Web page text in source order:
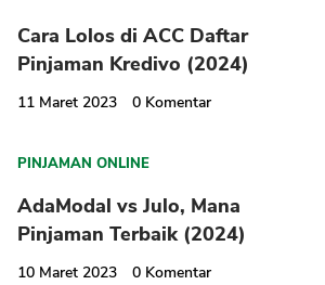
Cara Lolos di ACC Daftar
Pinjaman Kredivo (2024)
11 Maret 2023 0 Komentar
PINJAMAN ONLINE
AdaModal vs Julo, Mana
Pinjaman Terbaik (2024)
10 Maret 2023 0 Komentar